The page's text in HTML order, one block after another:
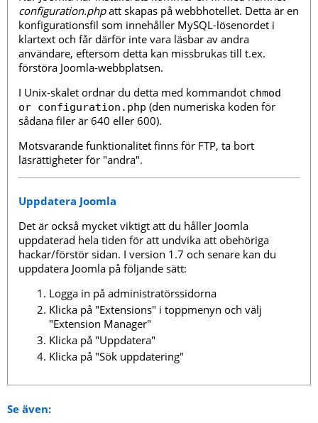
configuration.phpatt skapas på webbhotellet. Detta är en
konfigurationsfil som innehåller MySQL-lösenordet i
klartext och får därför inte vara läsbar av andra
användare, eftersom detta kan missbrukas till t.ex.
förstöra Joomla-webbplatsen.
I Unix-skalet ordnar du detta med kommandot chmod
or configuration.php (den numeriska koden för
sådana filer är 640 eller 600).
Motsvarande funktionalitet finns för FTP, ta bort
läsrättigheter för "andra".
Uppdatera Joomla
Det är också mycket viktigt att du håller Joomla
uppdaterad hela tiden för att undvika att obehöriga
hackar/förstör sidan. I version 1.7 och senare kan du
uppdatera Joomla på följande sätt:
Logga in på administratörssidorna
Klicka på "Extensions" i toppmenyn och välj
"Extension Manager"
Klicka på "Uppdatera"
Klicka på "Sök uppdatering"
Se även: